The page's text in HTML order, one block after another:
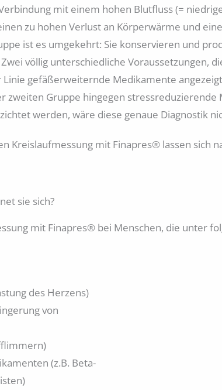
mit einem hohen Blutfluss (=
zu hohen Verlust an Körperwärme und
ist es umgekehrt: Sie konservieren und
völlig unterschiedliche Voraussetzungen,
gefäßerweiternde Medikamente
zweiten Gruppe hingegen
werden, wäre diese genaue Diagnostik
Kreislaufmessung mit Finapres® lassen sich
sie sich?
mit Finapres® bei Menschen, die unter
des Herzens)
von
(z.B. Beta-